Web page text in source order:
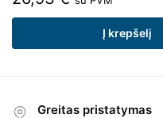
Į krepšelį
Greitas pristatymas